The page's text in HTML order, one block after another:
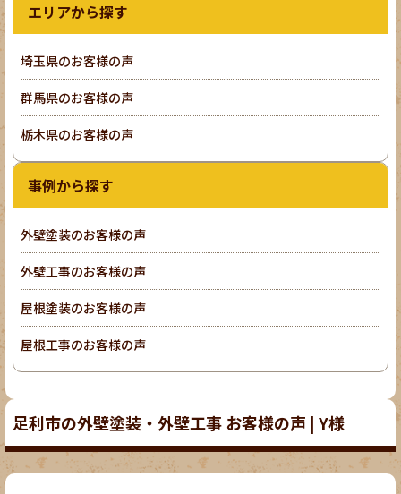
足利市の外壁塗装・外壁工事 お客様の声 | Y様
エリアから探す
埼玉県のお客様の声
群馬県のお客様の声
栃木県のお客様の声
事例から探す
外壁塗装のお客様の声
外壁工事のお客様の声
屋根塗装のお客様の声
屋根工事のお客様の声